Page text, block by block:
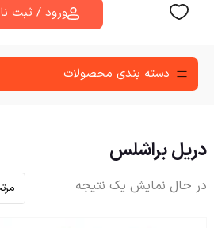
ورود / ثبت
دسته‌ بندی محصولات
دریل براشلس
در حال نمایش یک نتیجه